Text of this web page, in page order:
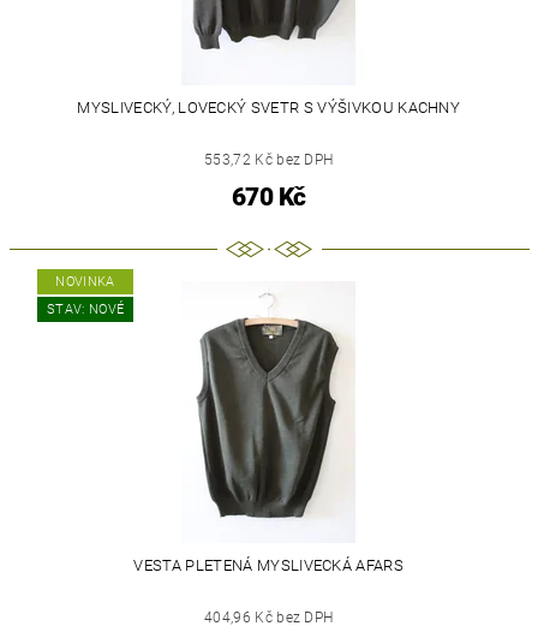
MYSLIVECKÝ, LOVECKÝ SVETR S VÝŠIVKOU KACHNY
553,72 Kč bez DPH
670 Kč
NOVINKA
STAV: NOVÉ
VESTA PLETENÁ MYSLIVECKÁ AFARS
404,96 Kč bez DPH